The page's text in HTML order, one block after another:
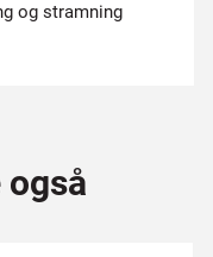
og stramning